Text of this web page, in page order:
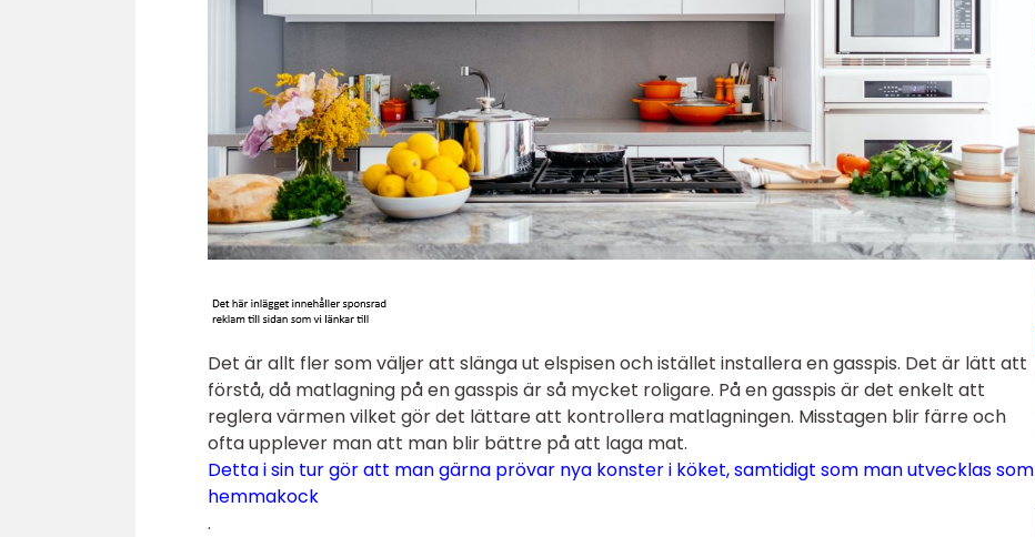
Det är allt fler som väljer att slänga ut elspisen och istället installera en gasspis. Det är lätt att
förstå, då matlagning på en gasspis är så mycket roligare. På en gasspis är det enkelt att
reglera värmen vilket gör det lättare att kontrollera matlagningen. Misstagen blir färre och
ofta upplever man att man blir bättre på att laga mat.
Detta i sin tur gör att man gärna prövar nya konster i köket, samtidigt som man utvecklas som
hemmakock
.